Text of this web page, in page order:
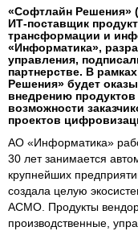
«Софтлайн Решения»
ИТ-поставщик
трансформации и
«Информатика»,
управления,
партнерстве. В
Решения» будет
внедрению
возможности
проектов
АО «Информатика»
30 лет занимается
крупнейших
создала целую
АСМО. Продукты
производственные,